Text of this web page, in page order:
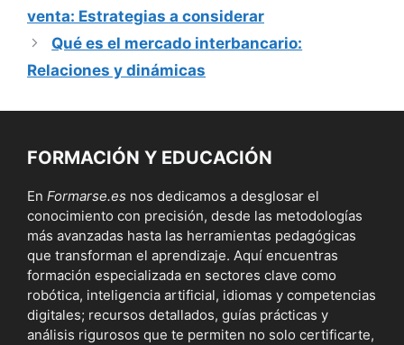
venta: Estrategias a considerar
Qué es el mercado interbancario:
Relaciones y dinámicas
FORMACIÓN Y EDUCACIÓN
En Formarse.es nos dedicamos a desglosar el
conocimiento con precisión, desde las metodologías
más avanzadas hasta las herramientas pedagógicas
que transforman el aprendizaje. Aquí encuentras
formación especializada en sectores clave como
robótica, inteligencia artificial, idiomas y competencias
digitales; recursos detallados, guías prácticas y
análisis rigurosos que te permiten no solo certificarte,